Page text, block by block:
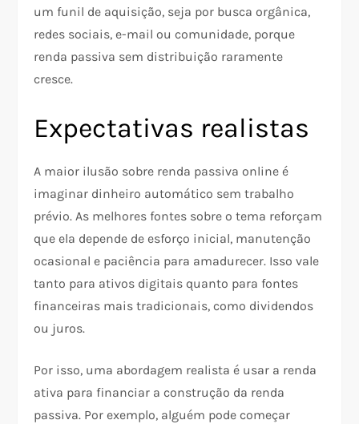
um funil de aquisição, seja por busca orgânica,
redes sociais, e-mail ou comunidade, porque
renda passiva sem distribuição raramente
cresce.
Expectativas realistas
A maior ilusão sobre renda passiva online é
imaginar dinheiro automático sem trabalho
prévio. As melhores fontes sobre o tema reforçam
que ela depende de esforço inicial, manutenção
ocasional e paciência para amadurecer. Isso vale
tanto para ativos digitais quanto para fontes
financeiras mais tradicionais, como dividendos
ou juros.
Por isso, uma abordagem realista é usar a renda
ativa para financiar a construção da renda
passiva. Por exemplo, alguém pode começar